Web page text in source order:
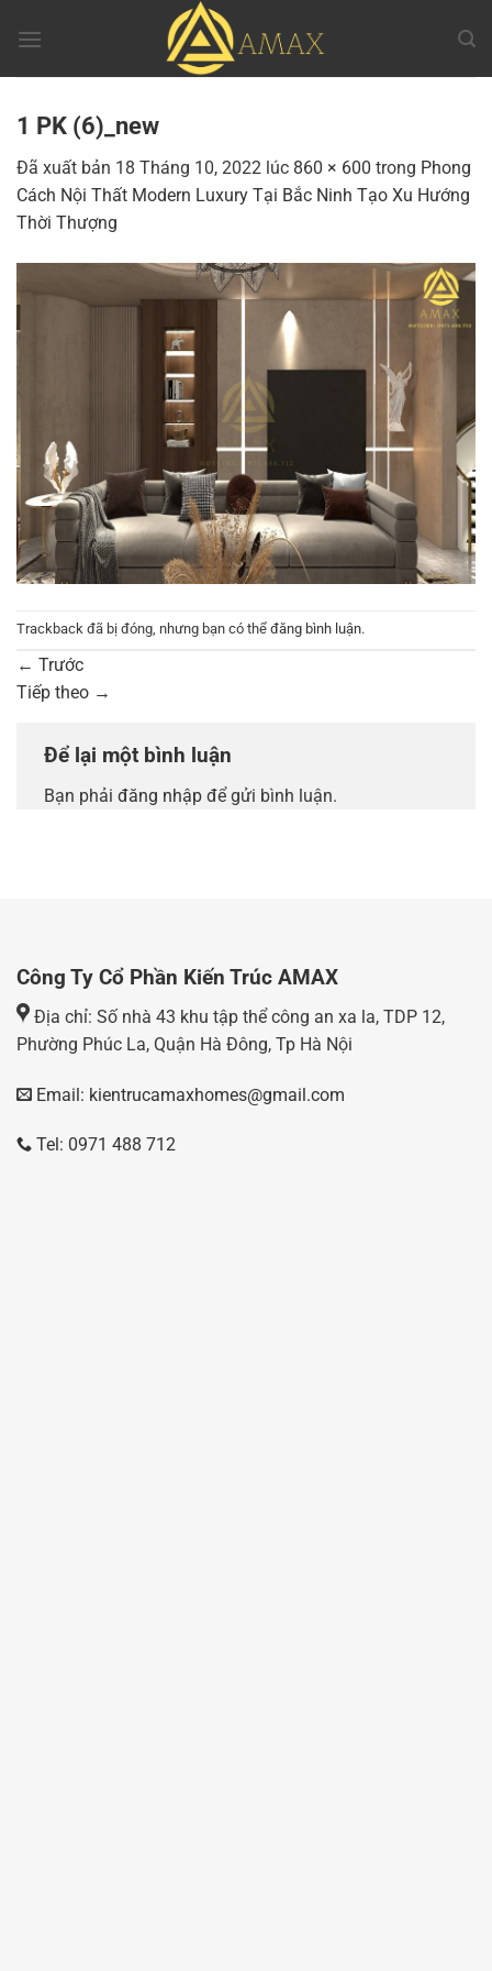
đến
1 PK (6)_new
Đã xuất bản 18 Tháng 10, 2022 lúc 860 × 600 trong Phong
Cách Nội Thất Modern Luxury Tại Bắc Ninh Tạo Xu Hướng
Thời Thượng
Trackback đã bị đóng, nhưng bạn có thể đăng bình luận.
← Trước
Tiếp theo →
Để lại một bình luận
Bạn phải đăng nhập để gửi bình luận.
Công Ty Cổ Phần Kiến Trúc AMAX
Địa chỉ: Số nhà 43 khu tập thể công an xa la, TDP 12,
Phường Phúc La, Quận Hà Đông, Tp Hà Nội
Email: kientrucamaxhomes@gmail.com
Tel: 0971 488 712